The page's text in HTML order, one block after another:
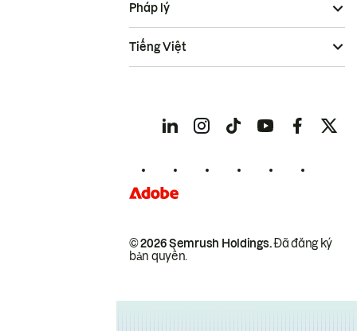
© 2026 Semrush Holdings.Đã đăng ký
bản quyền.
Pháp lý
Tiếng Việt